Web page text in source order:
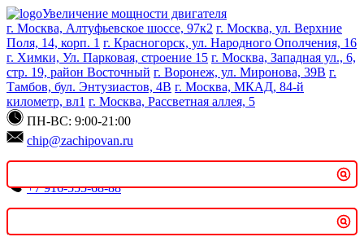
Увеличение мощности двигателя
г. Москва, Алтуфьевское шоссе, 97к2 г. Москва, ул. Верхние
Поля, 14, корп. 1 г. Красногорск, ул. Народного Ополчения, 16
г. Химки, Ул. Парковая, строение 15 г. Москва, Западная ул., 6,
стр. 19, район Восточный г. Воронеж, ул. Миронова, 39В г.
Тамбов, бул. Энтузиастов, 4В г. Москва, МКАД, 84-й
километр, вл1 г. Москва, Рассветная аллея, 5
ПН-ВС: 9:00-21:00
chip@zachipovan.ru
+7 916-555-68-88
Записаться онлайн
Поиск